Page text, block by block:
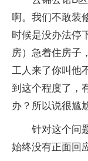
啊。我们不敢装
时候是没办法停
房）急着住房子
工人来了你叫他
到这个程度了，
办？所以说很尴
针对这个问
始终没有正面回